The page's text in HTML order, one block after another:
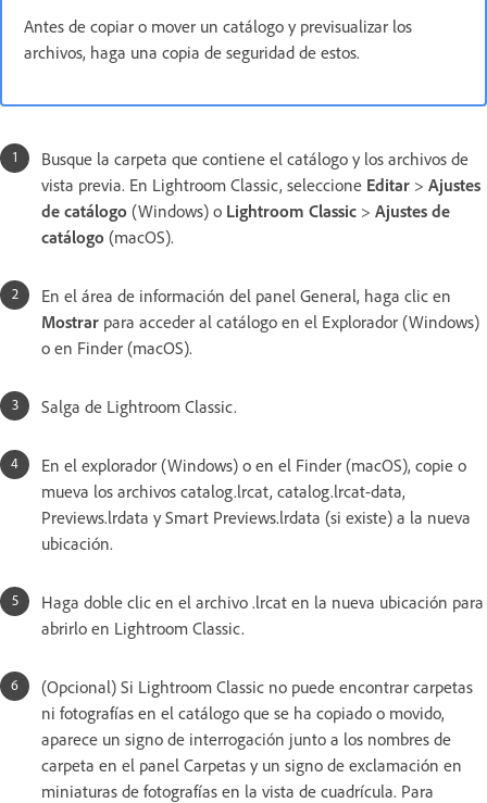
Antes de copiar o mover un catálogo y previsualizar los
archivos, haga una copia de seguridad de estos.
Busque la carpeta que contiene el catálogo y los archivos de
vista previa. En Lightroom Classic, seleccione Editar > Ajustes
de catálogo (Windows) o Lightroom Classic > Ajustes de
catálogo (macOS).
En el área de información del panel General, haga clic en
Mostrar para acceder al catálogo en el Explorador (Windows)
o en Finder (macOS).
Salga de Lightroom Classic.
En el explorador (Windows) o en el Finder (macOS), copie o
mueva los archivos catalog.lrcat, catalog.lrcat-data,
Previews.lrdata y Smart Previews.lrdata (si existe) a la nueva
ubicación.
Haga doble clic en el archivo .lrcat en la nueva ubicación para
abrirlo en Lightroom Classic.
(Opcional) Si Lightroom Classic no puede encontrar carpetas
ni fotografías en el catálogo que se ha copiado o movido,
aparece un signo de interrogación junto a los nombres de
carpeta en el panel Carpetas y un signo de exclamación en
miniaturas de fotografías en la vista de cuadrícula. Para